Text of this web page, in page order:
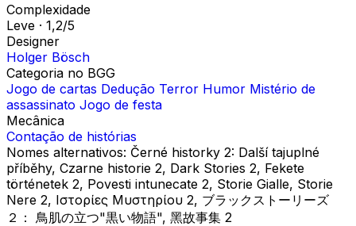
Complexidade
Leve · 1,2/5
Designer
Holger Bösch
Categoria no BGG
Jogo de cartas Dedução Terror Humor Mistério de
assassinato Jogo de festa
Mecânica
Contação de histórias
Nomes alternativos: Černé historky 2: Další tajuplné
příběhy, Czarne historie 2, Dark Stories 2, Fekete
történetek 2, Povesti intunecate 2, Storie Gialle, Storie
Nere 2, Ιστορίες Μυστηρίου 2, ブラックストーリーズ
２： 鳥肌の立つ"黒い物語", 黑故事集 2